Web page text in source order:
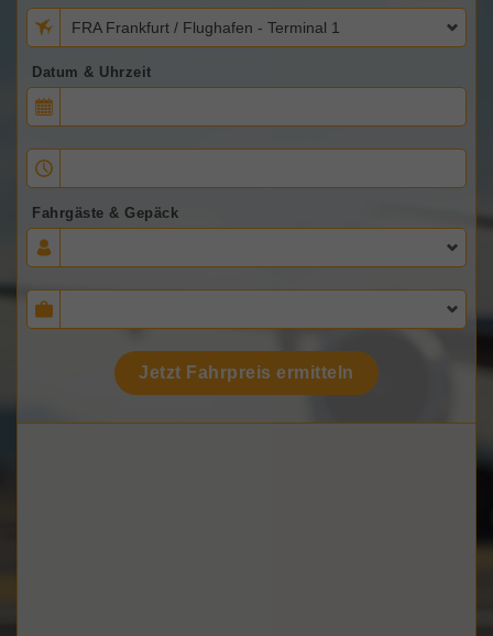
FRA Frankfurt / Flughafen - Terminal 1
Datum & Uhrzeit
Fahrgäste & Gepäck
Jetzt Fahrpreis ermitteln